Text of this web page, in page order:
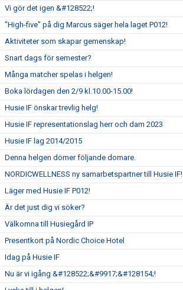
Vi gör det igen &#128522;!
"High-five" på dig Marcus säger hela laget P012!
Aktiviteter som skapar gemenskap!
Snart dags för semester?
Många matcher spelas i helgen!
Boka lördagen den 2/9 kl.10.00-15.00!
Husie IF önskar trevlig helg!
Husie IF representationslag herr och dam 2023
Husie IF lag 2014/2015
Denna helgen dömer följande domare.
NORDICWELLNESS ny samarbetspartner till Husie IF!
Läger med Husie IF P012!
Är det just dig vi söker?
Välkomna till Husiegård IP
Presentkort på Nordic Choice Hotel
Idag på Husie IF
Nu är vi igång &#128522;&#9917;&#128154;!